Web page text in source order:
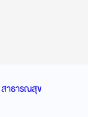
สาธารณสุข